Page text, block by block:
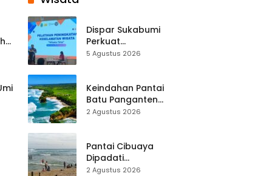
Dispar Sukabumi
Perkuat
Keselamatan
Mitigasi hingga
Teknik Evakuasi
5 Agustus 2026
Keindahan Pantai
Batu Panganten
Mulai Dilirik
2 Agustus 2026
Pantai Cibuaya
Dipadati
Wisatawan,
2 Agustus 2026